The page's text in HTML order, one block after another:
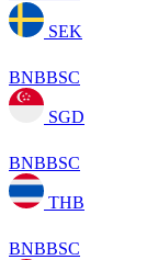
SEK
BNBBSC
SGD
BNBBSC
THB
BNBBSC